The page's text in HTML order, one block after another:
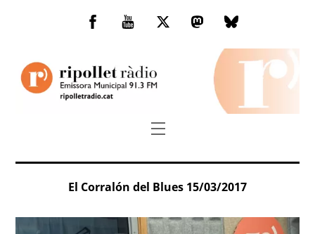
Facebook
You
TwitterMastodonBluesky
Menu
El Corralón del Blues 15/03/2017